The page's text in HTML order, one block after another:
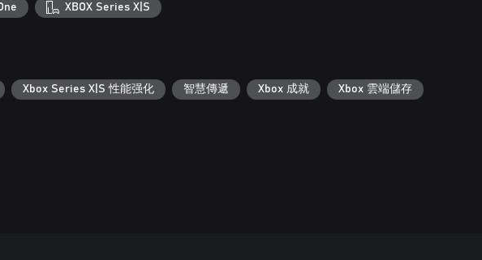
XBOX Series X|S
Xbox Series X|S 性能强化 智慧傳遞 Xbox 成就 Xbox 雲端儲存